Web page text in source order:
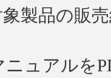
製品の販売
ュアルを